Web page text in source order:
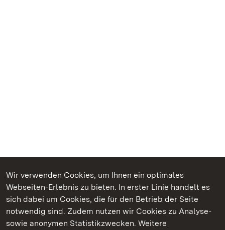
Wir verwenden Cookies, um Ihnen ein optimales
Webseiten-Erlebnis zu bieten. In erster Linie handelt es
sich dabei um Cookies, die für den Betrieb der Seite
notwendig sind. Zudem nutzen wir Cookies zu Analyse-
sowie anonymen Statistikzwecken. Weitere
Kommen. Staunen. Genießen.